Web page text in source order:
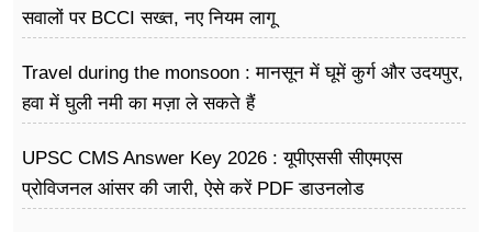
सवालों पर BCCI सख्त, नए नियम लागू
Travel during the monsoon : मानसून में घूमें कुर्ग और उदयपुर,
हवा में घुली नमी का मज़ा ले सकते हैं
UPSC CMS Answer Key 2026 : यूपीएससी सीएमएस
प्रोविजनल आंसर की जारी, ऐसे करें PDF डाउनलोड